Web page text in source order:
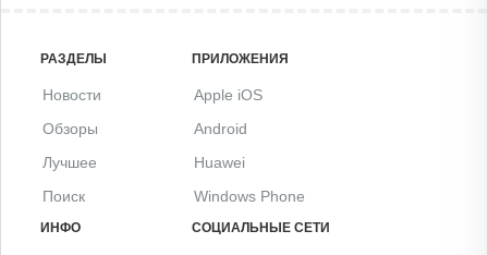
РАЗДЕЛЫ
Новости
Обзоры
Лучшее
Поиск
ПРИЛОЖЕНИЯ
Apple iOS
Android
Huawei
Windows Phone
ИНФО СОЦИАЛЬНЫЕ СЕТИ